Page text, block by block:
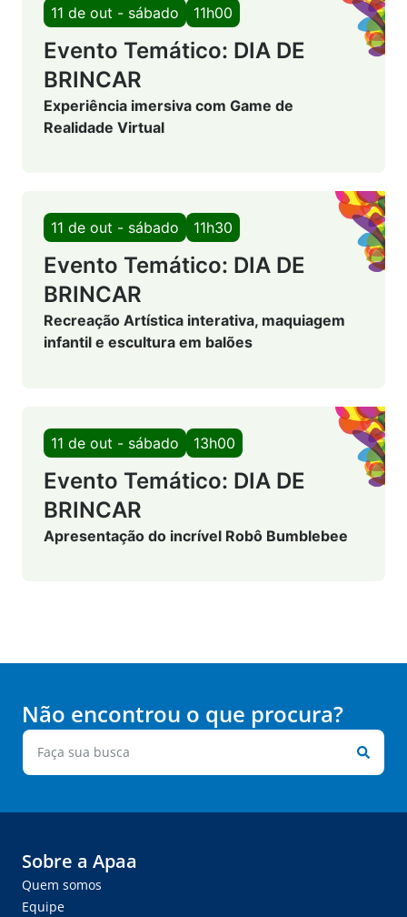
11 de out - sábado 11h00
Evento Temático: DIA DE
BRINCAR
Experiência imersiva com Game de
Realidade Virtual
11 de out - sábado 11h30
Evento Temático: DIA DE
BRINCAR
Recreação Artística interativa, maquiagem
infantil e escultura em balões
11 de out - sábado 13h00
Evento Temático: DIA DE
BRINCAR
Apresentação do incrível Robô Bumblebee
Não encontrou o que procura?
Sobre a Apaa
Quem somos
Equipe